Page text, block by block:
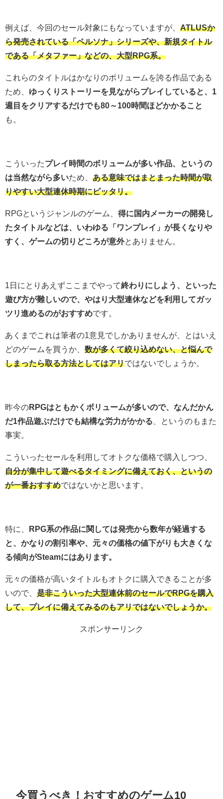
例えば、今回のセール対象にもなっていますが、 ATLUSか
ら発売されている「ペルソナ」シリーズや、新規タイトル
である「メタファー」などの、大型RPG系。
これらのタイトルはかなりのボリュームを誇る作品である
ため、 ゆっくりストーリーを見ながらプレイしていると、1
週目をクリアするだけでも80～100時間ほどかかること
も。
こういったプレイ時間のボリュームが多い作品、というの
は当然ながら多いため、 ある意味ではまとまった時間が取
りやすい大型連休時期にピッタリ。
RPGというジャンルのゲーム、 得に国内メーカーの開発し
たタイトルなどは、いわゆる「ワンプレイ」が長くなりや
すく、ゲームの切りどころが意外とありません。
1日にとりあえずここまでやって終わりにしよう、といった
遊び方が難しいので、やはり大型連休などを利用してガッ
ツリ進めるのがおすすめです。
あくまでこれは筆者の1意見でしかありませんが、とはいえ
どのゲームを買うか、 数が多くて絞り込めない、と悩んで
しまったら取る方法としてはアリではないでしょうか。
昨今のRPGはともかくボリュームが多いので、なんだかん
だ1作品遊ぶだけでも結構な労力がかかる 、というのもまた
事実。
こういったセールを利用してオトクな価格で購入しつつ、
自分が集中して遊べるタイミングに備えておく、というの
が一番おすすめではないかと思います。
特に、
RPG系の作品に関しては発売から数年が経過する
と、かなりの割引率や、元々の価格の値下がりも大きくな
る傾向がSteamにはあります。
元々の価格が高いタイトルもオトクに購入できることが多
いので、 是非こういった大型連休前のセールでRPGを購入
して、プレイに備えてみるのもアリではないでしょうか。
スポンサーリンク
今買うべき！おすすめのゲーム10